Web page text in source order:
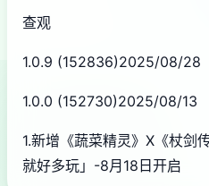
查观
1.0.9 (152836)2025/08/28
1.0.0 (152730)2025/08/13
1.新增《蔬菜精灵》X《杖剑
就好多玩」-8月18日开启